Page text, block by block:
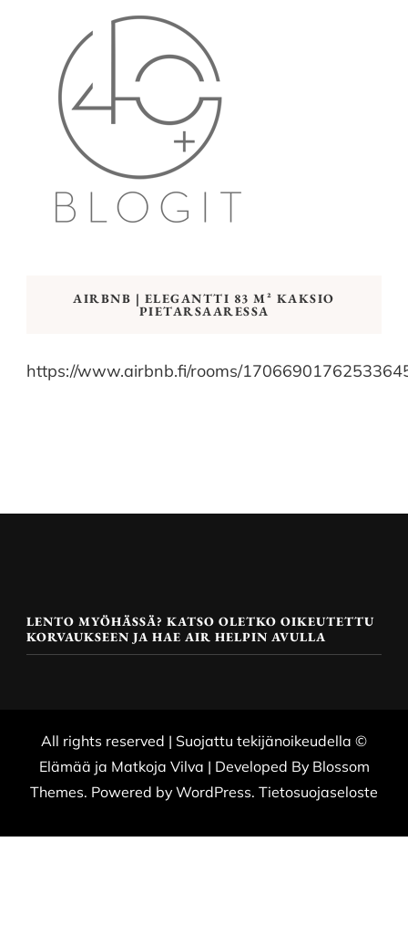
AIRBNB | ELEGANTTI 83 M² KAKSIO
PIETARSAARESSA
https://www.airbnb.fi/rooms/
LENTO MYÖHÄSSÄ? KATSO OLETKO OIKEUTETTU
KORVAUKSEEN JA HAE AIR HELPIN AVULLA
All rights reserved | Suojattu tekijänoikeudella ©
Elämää ja Matkoja Vilva | Developed By Blossom
Themes. Powered byWordPress. Tietosuojaseloste